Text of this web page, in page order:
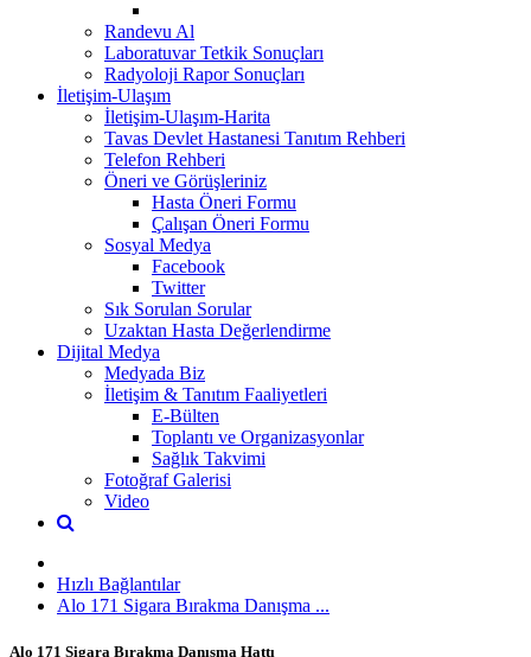
Randevu Al
Laboratuvar Tetkik Sonuçları
Radyoloji Rapor Sonuçları
İletişim-Ulaşım
İletişim-Ulaşım-Harita
Tavas Devlet Hastanesi Tanıtım Rehberi
Telefon Rehberi
Öneri ve Görüşleriniz
Hasta Öneri Formu
Çalışan Öneri Formu
Sosyal Medya
Facebook
Twitter
Sık Sorulan Sorular
Uzaktan Hasta Değerlendirme
Dijital Medya
Medyada Biz
İletişim & Tanıtım Faaliyetleri
E-Bülten
Toplantı ve Organizasyonlar
Sağlık Takvimi
Fotoğraf Galerisi
Video
Hızlı Bağlantılar
Alo 171 Sigara Bırakma Danışma ...
Alo 171 Sigara Bırakma Danışma Hattı